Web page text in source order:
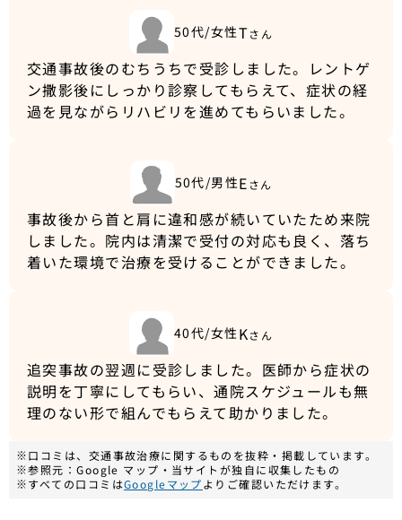
50代/女性T さん
交通事故後のむちうちで受診しました。レントゲ
ン撒影後にしっかり診察してもらえて、症状の経
過を見ながらリハビリを進めてもらいました。
50代/男性E さん
事故後から首と肩に違和感が続いていたため来院
しました。院内は清潔で受付の対応も良く、落ち
着いた環境で治療を受けることができました。
40代/女性Kさん
追突事故の翌週に受診しました。医師から症状の
説明を丁寧にしてもらい、通院スケジュールも無
理のない形で組んでもらえて助かりました。
※口コミは、交通事故治療に関するものを抜粋・掲載しています。
※参照元：Google マップ・当サイトが独自に収集したもの
※すべての口コミはGoogleマップよりご確認いただけます。